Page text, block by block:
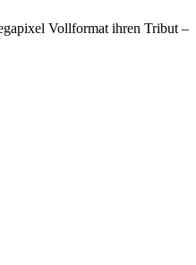
Vollformat ihren Tribut –